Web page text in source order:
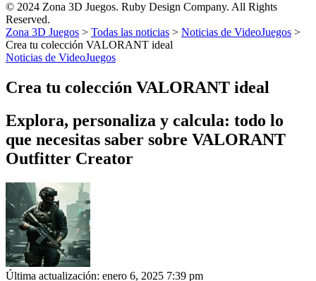
© 2024 Zona 3D Juegos. Ruby Design Company. All Rights
Reserved.
Zona 3D Juegos > Todas las noticias > Noticias de VideoJuegos >
Crea tu colección VALORANT ideal
Noticias de VideoJuegos
Crea tu colección VALORANT ideal
Explora, personaliza y calcula: todo lo
que necesitas saber sobre VALORANT
Outfitter Creator
Última actualización: enero 6, 2025 7:39 pm